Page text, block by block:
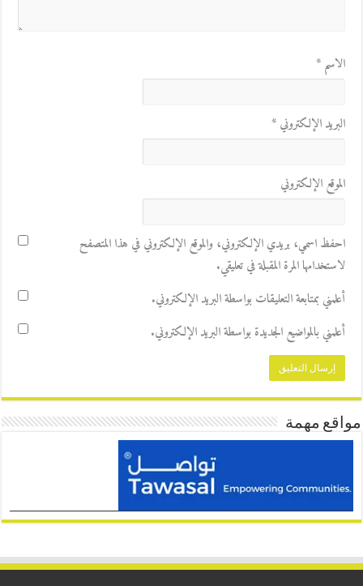
الاسم*
البريد الإلكتروني*
الموقع الإلكتروني
احفظ اسمي، بريدي الإلكتروني، والموقع الإلكتروني في هذا المتصفح
لاستخدامها المرة المقبلة في تعليقي.
أعلمني بمتابعة التعليقات بواسطة البريد الإلكتروني.
أعلمني بالمواضيع الجديدة بواسطة البريد الإلكتروني.
مواقع مهمة